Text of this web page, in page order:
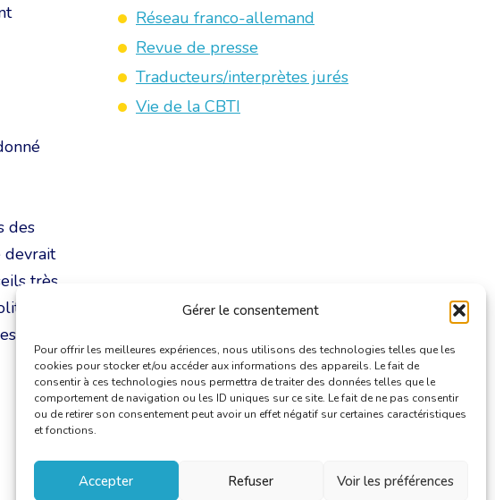
Gérer le consentement
Pour offrir les meilleures expériences, nous utilisons des technologies telles que les
cookies pour stocker et/ou accéder aux informations des appareils. Le fait de
consentir à ces technologies nous permettra de traiter des données telles que le
comportement de navigation ou les ID uniques sur ce site. Le fait de ne pas consentir
ou de retirer son consentement peut avoir un effet négatif sur certaines caractéristiques
et fonctions.
Accepter Refuser Voir les préférences
des
devrait
très
Réseau franco-allemand
Revue de presse
Traducteurs/interprètes jurés
Vie de la CBTI